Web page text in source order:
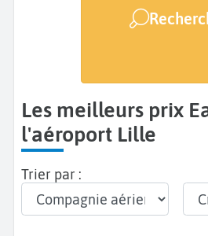
Les meilleurs prix Easyjet à
l'aéroport Lille
Trier par :